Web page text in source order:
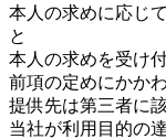
本人の求めに応じ
と
本人の求めを受け
前項の定めにかか
提供先は第三者に
当社が利用目的の